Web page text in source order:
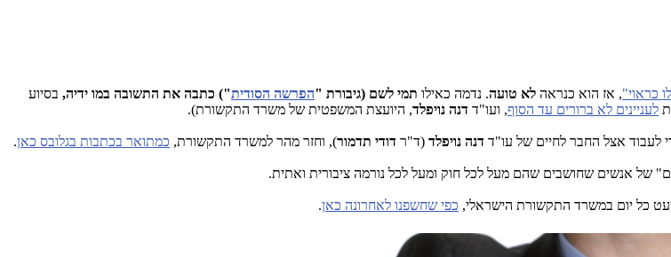
כראוי", אז הוא כנראה לא טועה. נדמה כאילו תמי לשם (גיבורת "הפרשה הסודית") כתבה את התשובה במו ידיה, בסיוע
לעניינים לא ברורים עד הסוף, ועו"ד דנה נויפלד, היועצת המשפטית של משרד התקשורת).
אצל החבר לחיים של עו"ד דנה נויפלד (ד"ר דודי תדמור), וחזר מהר למשרד התקשורת, כמתואר בכתבות בגלובס כאן.
של אנשים שחושבים שהם מעל לכל חוק ומעל לכל נורמה ציבורית ואתית.
כל יום במשרד התקשורת הישראלי, כפי שחשפנו לאחרונה כאן.